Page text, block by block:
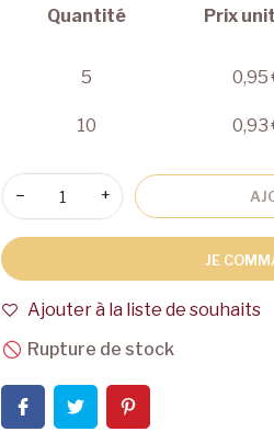
Quantité Prix
5 0,95
10 0,93
− +
JE
Ajouter à la liste de souhaits
Rupture de stock